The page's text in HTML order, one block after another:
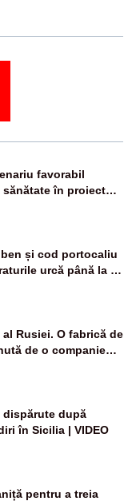
favorabil
în proiectul
și cod portocaliu
urcă până la 38
tropicale
Rusiei. O fabrică de
de o companie
o rachetă
dispărute după
în Sicilia | VIDEO
pentru a treia